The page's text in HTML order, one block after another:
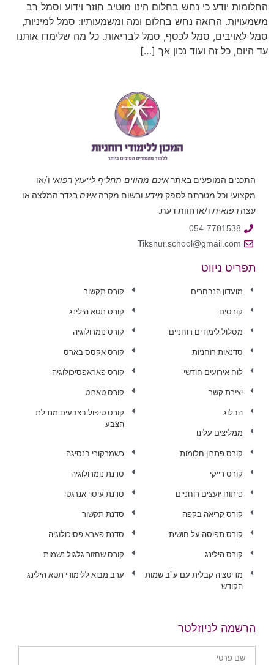
החלומות יודע כי נחש בחלום הינו מוטיב חוזר וידוע וסמל רב
משמעויות. הרואה נחש בחלום ומה ומשמעותיו: סמל למיניות,
סמל לאויבים, סמל לכסף, סמל לבריאות. כל מה שלימדו אותנו
עד היום, כל זה ועוד נכון אך […]
התכנים המופעים באתראינם מהווים תחליף לייעוץ רפואי ו/או
מקצועי וכל מטרתם לספק מידעובשום מקרה אינםבגדר המלצה או
עצה רפואיתו/או חוות דעת.
054-7701538
Tikshur.school@gmail.com
תפריט ניווט
מועדון הנבחרים
קורסים
מסלול לימודים רוחניים
סדנאות רוחניות
לוח אירועים חודשי
יצירת קשר
הבלוג
ממליצים עלינו
קורס תקשור
קורס תטא הילינג
קורס נומרולוגיה
קורס אקסס בארס
קורס פאראפסיכולוגיה
קורס טארוט
קורס טיפול בצבעים מנדלת
הצבע
קורס פתרון חלומות
קורס רייקי
פיתוח יועצים רוחניים
קורס קריאה בקפה
קורס תפיסה על חושית
קורס הילינג
מדיטציה קבלית עם ע"ב שמות
הקודש
כשמרקורי בנסיגה
סדנת נומרולוגיה
סדנת עיסוי אנרגטי
סדנת תקשור
סדנת פארא פסיכולוגיה
קורס שחזור גלגול נשמות
ערב מבוא ללימודי תטא הילינג
הרשמה לניוזלטר